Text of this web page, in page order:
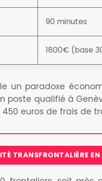
90 minutes
1800€ (base
un paradoxe
poste qualifié à
euros de frais de
TRANSFRONTALIÈRE